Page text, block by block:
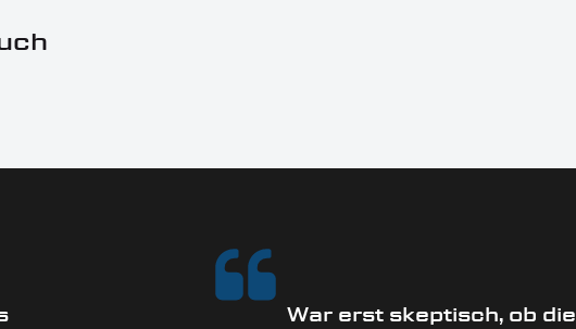
War erst skeptisch, ob die